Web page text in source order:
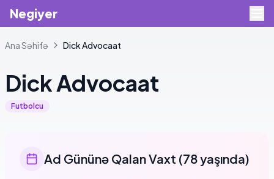
Negiyer
Ana Səhifə DickAdvocaat
DickAdvocaat
Futbolcu
Ad Gününə Qalan Vaxt (78 yaşında)